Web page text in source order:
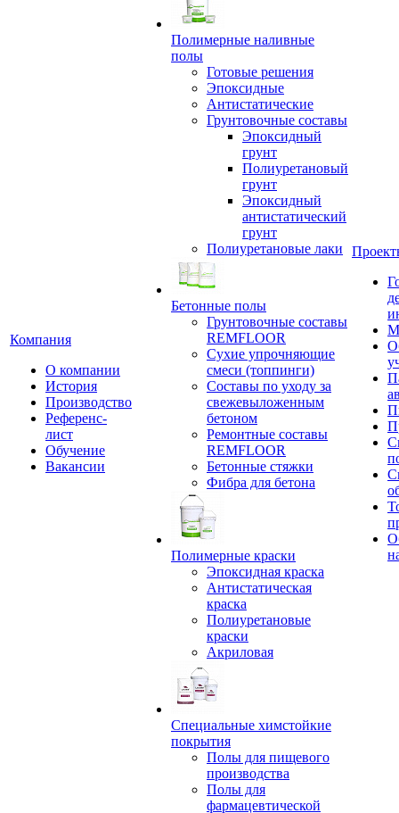
Компания
О компании
История
Производство
Референс-
лист
Обучение
Вакансии
Полимерные наливные
полы
Готовые решения
Эпоксидные
Антистатические
Грунтовочные составы
Эпоксидный
грунт
Полиуретановый
грунт
Эпоксидный
антистатический
грунт
Полиуретановые лаки
Бетонные полы
Грунтовочные составы
REMFLOOR
Сухие упрочняющие
смеси (топпинги)
Составы по уходу за
свежевыложенным
бетоном
Ремонтные составы
REMFLOOR
Бетонные стяжки
Фибра для бетона
Полимерные краски
Эпоксидная краска
Антистатическая
краска
Полиуретановые
краски
Акриловая
Специальные химстойкие
покрытия
Полы для пищевого
производства
Полы для
фармацевтической